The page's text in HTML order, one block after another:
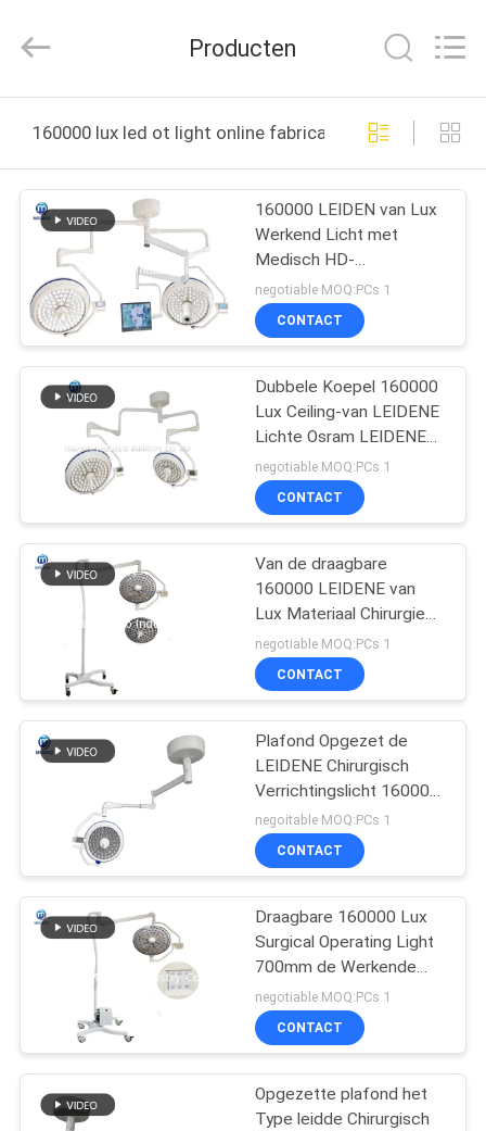
PRODUCTEN
ONGEVEER
ONS
FABRIEKSREIS
KWALITEITSCONTROLE
CONTACTEER
ONS
NIEUWS
GEVALLEN
SITEMAP
PRIVACY
POLICY
Rights
by
Producten
160000 lux led ot light online fabricage
160000 LEIDEN van Lux
Werkend Licht met
Medisch HD-
Camerasysteem en Ce
negotiable MOQ:PCs 1
CONTACT
Dubbele Koepel 160000
Lux Ceiling-van LEIDENE
Lichte Osram LEIDENE
van OT het Chirurgische
Licht Bolshadowless
negotiable MOQ:PCs 1
CONTACT
Van de draagbare
160000 LEIDENE van
Lux Materiaal Chirurgie
het Lichte Medische
Verlichting
negotiable MOQ:PCs 1
CONTACT
Plafond Opgezet de
LEIDENE Chirurgisch
Verrichtingslicht 160000
Lux van Shadowless
negoitable MOQ:PCs 1
CONTACT
Draagbare 160000 Lux
Surgical Operating Light
700mm de Werkende
Lamp van Shadowless
negotiable MOQ:PCs 1
CONTACT
Opgezette plafond het
Type leidde Chirurgisch